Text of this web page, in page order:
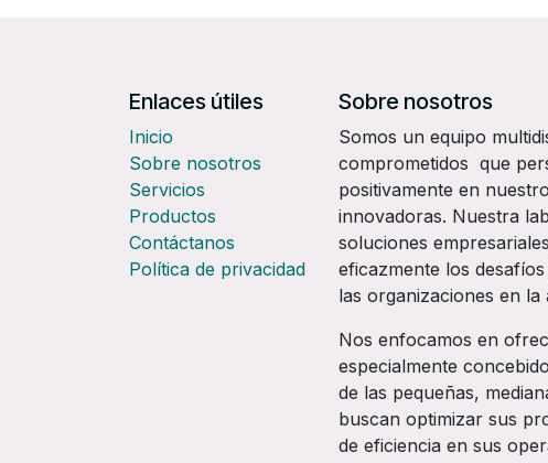
Enlaces útiles
Inicio
Sobre nosotros
Servicios
Productos
Contáctanos
Política de privacidad
Sobre nosotros
Somos un equipo
comprometidos que
positivamente en
innovadoras. Nuestra
soluciones
eficazmente los
las organizaciones en la
Nos enfocamos en
especialmente
de las pequeñas,
buscan optimizar sus
de eficiencia en sus